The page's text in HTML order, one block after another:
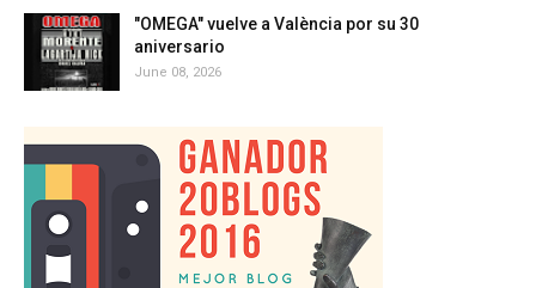
"OMEGA" vuelve a València por su 30
aniversario
June 08, 2026